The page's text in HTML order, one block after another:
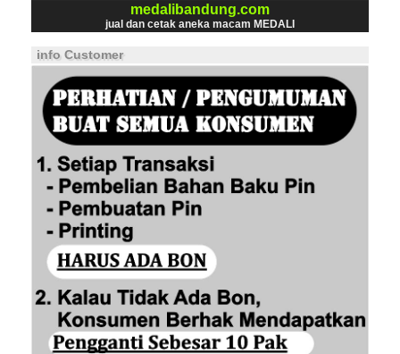
medalibandung.com
jual dan cetak aneka macam MEDALI
info Customer